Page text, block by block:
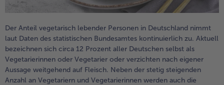
alle Küchenutensilien
Der Anteil vegetarisch lebender Personen in Deutschland nimmt
laut Daten des statistischen Bundesamtes kontinuierlich zu. Aktuell
bezeichnen sich circa 12 Prozent aller Deutschen selbst als
Vegetarierinnen oder Vegetarier oder verzichten nach eigener
Aussage weitgehend auf Fleisch. Neben der stetig steigenden
Anzahl an Vegetariern und Vegetarierinnen werden auch die